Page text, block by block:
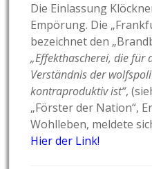
Die Einlassung
Empörung. Die
bezeichnet den
„Effekthascherei, die für
Verständnis der
kontraproduktiv ist“,
„Förster der Nation“,
Wohlleben, meldete
Hier der Link!